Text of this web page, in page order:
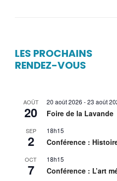
LES PROCHAINS
RENDEZ-VOUS
AOÛT
20
20 août 2026 -23 août
Foire de la Lavande
SEP
2
18h15
Conférence :
OCT
7
18h15
Conférence : L’art